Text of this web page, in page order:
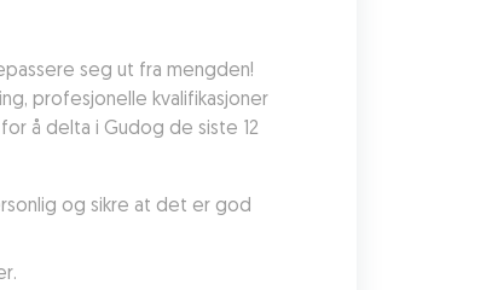
seg ut fra mengden!
profesjonelle kvalifikasjoner
å delta i Gudog de siste 12
og sikre at det er god